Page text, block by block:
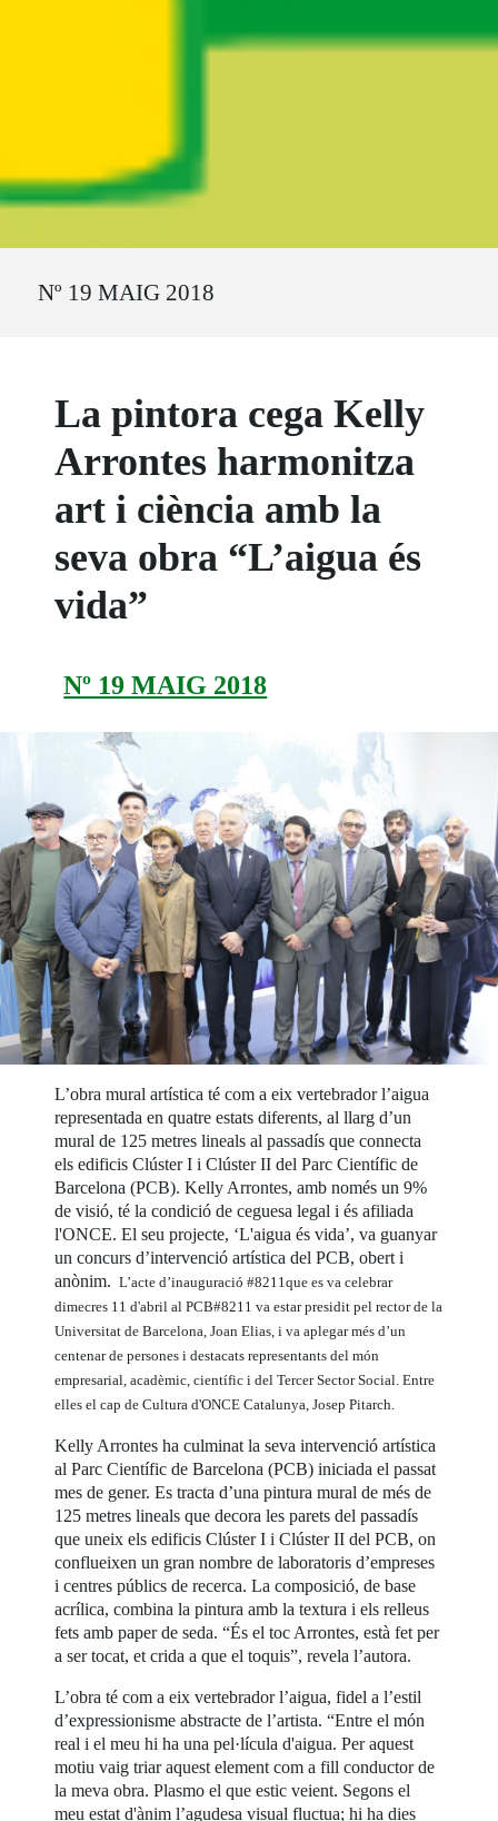
Nº 19 MAIG 2018
La pintora cega Kelly
Arrontes harmonitza
art i ciència amb la
seva obra “L’aigua és
vida”
Nº 19 MAIG 2018
L’obra mural artística té com a eix vertebrador l’aigua
representada en quatre estats diferents, al llarg d’un
mural de 125 metres lineals al passadís que connecta
els edificis Clúster I i Clúster II del Parc Científic de
Barcelona (PCB). Kelly Arrontes, amb només un 9%
de visió, té la condició de ceguesa legal i és afiliada
l'ONCE. El seu projecte, ‘L'aigua és vida’, va guanyar
un concurs d’intervenció artística del PCB, obert i
anònim. L’acte d’inauguració #8211que es va celebrar
dimecres 11 d'abril al PCB#8211 va estar presidit pel rector de la
Universitat de Barcelona, Joan Elias, i va aplegar més d’un
centenar de persones i destacats representants del món
empresarial, acadèmic, científic i del Tercer Sector Social. Entre
elles el cap de Cultura d'ONCE Catalunya, Josep Pitarch.
Kelly Arrontes ha culminat la seva intervenció artística
al Parc Científic de Barcelona (PCB) iniciada el passat
mes de gener. Es tracta d’una pintura mural de més de
125 metres lineals que decora les parets del passadís
que uneix els edificis Clúster I i Clúster II del PCB, on
conflueixen un gran nombre de laboratoris d’empreses
i centres públics de recerca. La composició, de base
acrílica, combina la pintura amb la textura i els relleus
fets amb paper de seda. “És el toc Arrontes, està fet per
a ser tocat, et crida a que el toquis”, revela l’autora.
L’obra té com a eix vertebrador l’aigua, fidel a l’estil
d’expressionisme abstracte de l’artista. “Entre el món
real i el meu hi ha una pel·lícula d'aigua. Per aquest
motiu vaig triar aquest element com a fill conductor de
la meva obra. Plasmo el que estic veient. Segons el
meu estat d'ànim l’agudesa visual fluctua; hi ha dies